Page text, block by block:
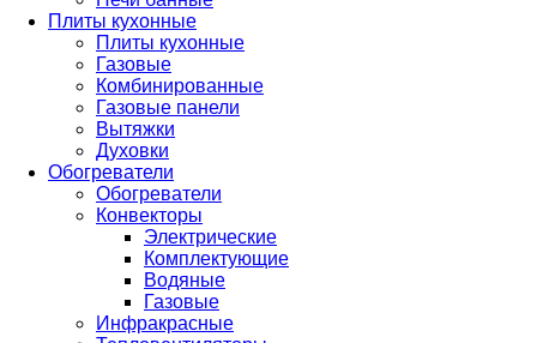
Плиты кухонные
Плиты кухонные
Газовые
Комбинированные
Газовые панели
Вытяжки
Духовки
Обогреватели
Обогреватели
Конвекторы
Электрические
Комплектующие
Водяные
Газовые
Инфракрасные